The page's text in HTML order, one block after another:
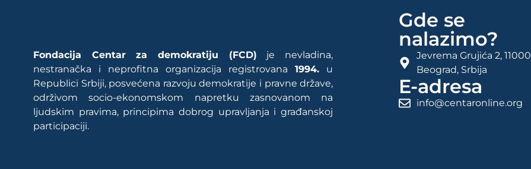
Fondacija Centar za demokratiju (FCD) je nevladina,
nestranačka i neprofitna organizacija registrovana1994. u
Republici Srbiji, posvećena razvoju demokratije i pravne države,
održivom socio-ekonomskom napretku zasnovanom na
ljudskim pravima, principima dobrog upravljanja i građanskoj
participaciji.
Gde se
nalazimo?
Jevrema Grujića 2, 11000
Beograd, Srbija
E-adresa
info@centaronline.org